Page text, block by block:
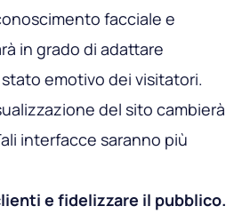
facciale e
in grado di adattare
emotivo dei visitatori.
del sito cambierà
interfacce saranno più
e fidelizzare il pubblico.